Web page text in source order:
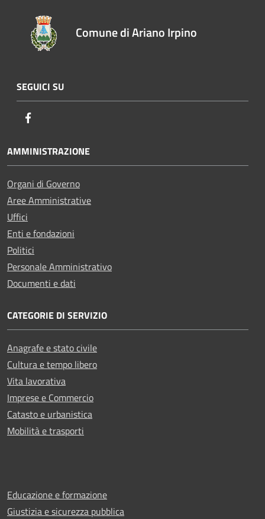
Comune di Ariano Irpino
SEGUICI SU
AMMINISTRAZIONE
Organi di Governo
Aree Amministrative
Uffici
Enti e fondazioni
Politici
Personale Amministrativo
Documenti e dati
CATEGORIE DI SERVIZIO
Anagrafe e stato civile
Cultura e tempo libero
Vita lavorativa
Imprese e Commercio
Catasto e urbanistica
Mobilità e trasporti
Educazione e formazione
Giustizia e sicurezza pubblica